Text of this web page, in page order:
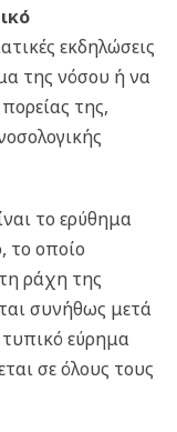
εκδηλώσεις
της νόσου ή να
της,
το ερύθημα
το οποίο
ράχη της
συνήθως μετά
τυπικό εύρημα
σε όλους τους